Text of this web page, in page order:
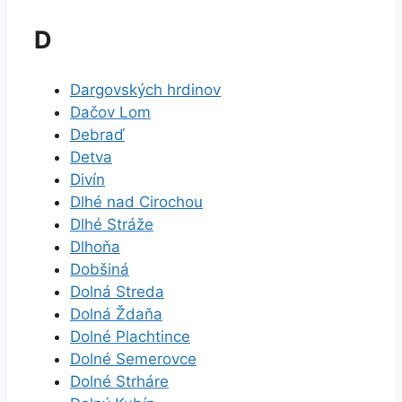
D
Dargovských hrdinov
Dačov Lom
Debraď
Detva
Divín
Dlhé nad Cirochou
Dlhé Stráže
Dlhoňa
Dobšiná
Dolná Streda
Dolná Ždaňa
Dolné Plachtince
Dolné Semerovce
Dolné Strháre